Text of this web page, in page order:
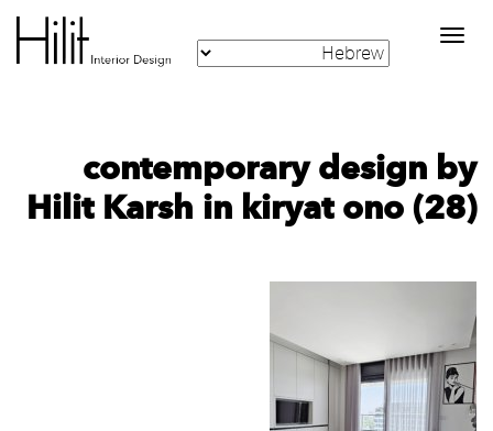
Toggle
navigation
contemporary design by
Hilit Karsh in kiryat ono (28)